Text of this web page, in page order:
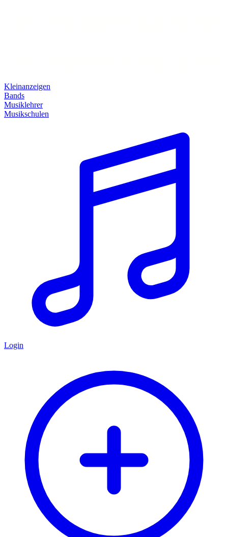
Kleinanzeigen
Bands
Musiklehrer
Musikschulen
Login